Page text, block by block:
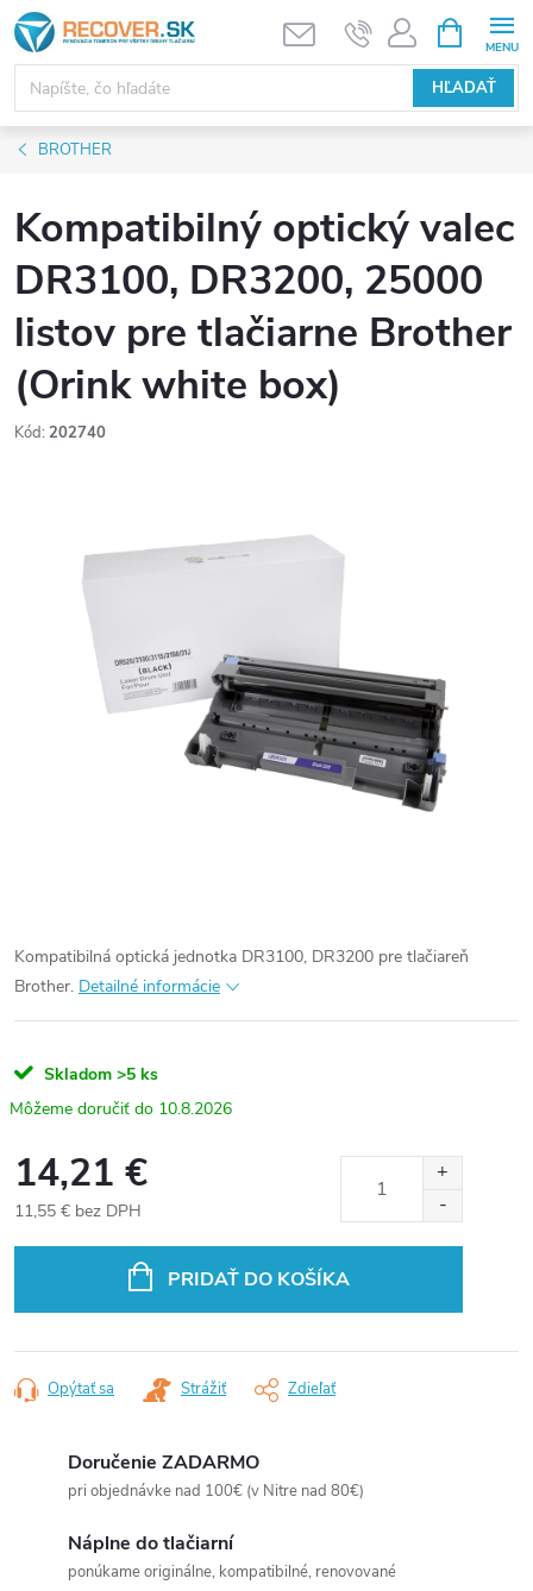
Prejsť
na
obsah
HĽADAŤ
KOŠÍK
BROTHER
Kompatibilný optický valec
DR3100, DR3200, 25000
listov pre tlačiarne Brother
(Orink white box)
Kód: 202740
Kompatibilná optická jednotka DR3100, DR3200 pre tlačiareň
Brother. Detailné informácie
Skladom >5 ks
10.8.2026
14,21 €
11,55 € bez DPH
PRIDAŤ DO KOŠÍKA
Opýtať sa Strážiť Zdieľať
Doručenie ZADARMO
pri objednávke nad 100€ (v Nitre nad 80€)
Náplne do tlačiarní
ponúkame originálne, kompatibilné, renovované